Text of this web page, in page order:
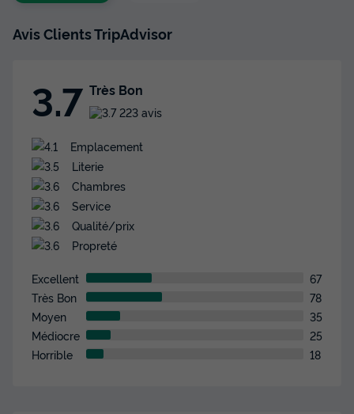
Avis Clients TripAdvisor
3.7 Très Bon
223 avis
Emplacement
Literie
Chambres
Service
Qualité/prix
Propreté
Excellent
67
Très Bon
78
Moyen
35
Médiocre
25
Horrible
18